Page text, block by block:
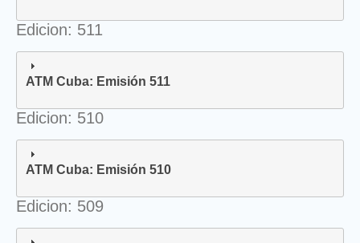
Edicion: 511
ATM Cuba: Emisión 511
Edicion: 510
ATM Cuba: Emisión 510
Edicion: 509